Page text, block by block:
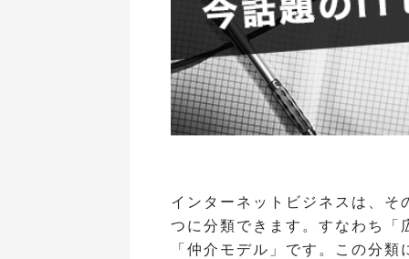
インターネットビジネスは、
つに分類できます。すなわち「
「仲介モデル」です。この分